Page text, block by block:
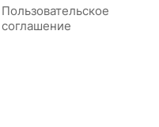
Пользовательское
соглашение